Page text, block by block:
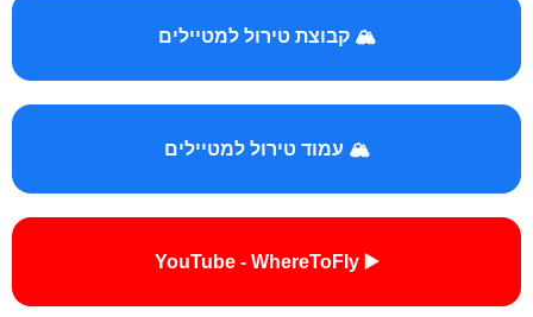
🏔️ קבוצת טירול למטיילים
🏔️ עמוד טירול למטיילים
▶️ YouTube - WhereToFly